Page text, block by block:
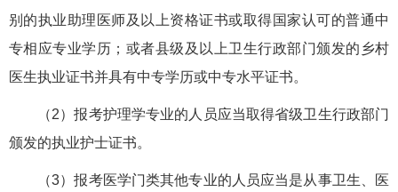
别的执业助理医师及以上资格证书或取得国家认可的普通中
专相应专业学历；或者县级及以上卫生行政部门颁发的乡村
医生执业证书并具有中专学历或中专水平证书。
（2）报考护理学专业的人员应当取得省级卫生行政部门
颁发的执业护士证书。
（3）报考医学门类其他专业的人员应当是从事卫生、医